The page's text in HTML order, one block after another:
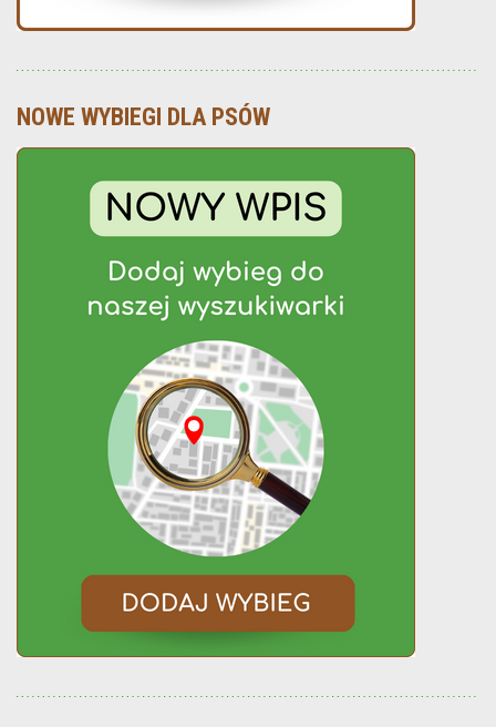
NOWE WYBIEGI DLA PSÓW